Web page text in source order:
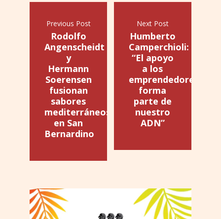
Previous Post
Rodolfo
Angenscheidt
y
Hermann
Soerensen
fusionan
sabores
mediterráneos
en San
Bernardino
Next Post
Humberto
Camperchioli:
“El apoyo
a los
emprendedores
forma
parte de
nuestro
ADN”